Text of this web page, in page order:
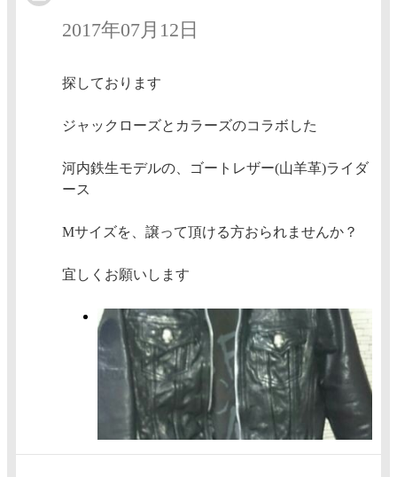
2017年07月12日
探しております
ジャックローズとカラーズのコラボした
河内鉄生モデルの、ゴートレザー(山羊革)ライダ
ース
Mサイズを、譲って頂ける方おられませんか？
宜しくお願いします